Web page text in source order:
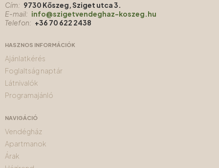
Cím: 9730 Kőszeg, Sziget utca 3.
E-mail: info@szigetvendeghaz-koszeg.hu
Telefon: +36 70 622 2438
HASZNOS INFORMÁCIÓK
Ajánlatkérés
Foglaltság naptár
Látnivalók
Programajánló
NAVIGÁCIÓ
Vendégház
Apartmanok
Árak